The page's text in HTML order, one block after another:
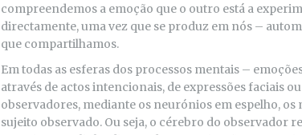
compreendemos a emoção que o outro está a
directamente, uma vez que se produz em nós –
que compartilhamos.
Em todas as esferas dos processos mentais –
através de actos intencionais, de expressões faciais
observadores, mediante os neurónios em espelho,
sujeito observado. Ou seja, o cérebro do observador